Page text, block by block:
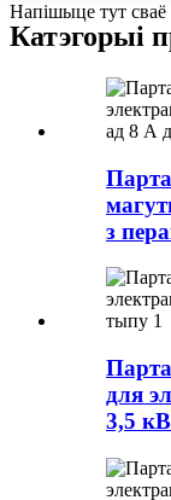
Напішыце тут сваё
Катэгорыі
з
для
3,5